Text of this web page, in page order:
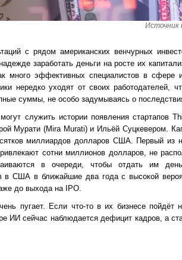
Источник
с рядом американских венчурных
заработать деньги на росте их
эффективных специалистов в сфере
нередко уходят от своих работодателей,
суммы, не особо задумываясь о
служить истории появления стартапов
Мурати (Mira Murati) и Ильёй Суцкевером.
миллиардов долларов США. Первый из
сотни миллионов долларов, не
в очереди, чтобы отдать им
в США в ближайшие два года с высокой
до выхода на IPO.
пугает. Если что-то в их бизнесе пойдёт
ИИ сейчас наблюдается дефицит кадров, а